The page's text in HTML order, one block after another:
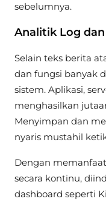
sebelumnya.
Analitik Log
Selain teks berita
dan fungsi banyak
sistem. Aplikasi,
menghasilkan
Menyimpan dan
nyaris mustahil
Dengan
secara kontinu,
dashboard seperti